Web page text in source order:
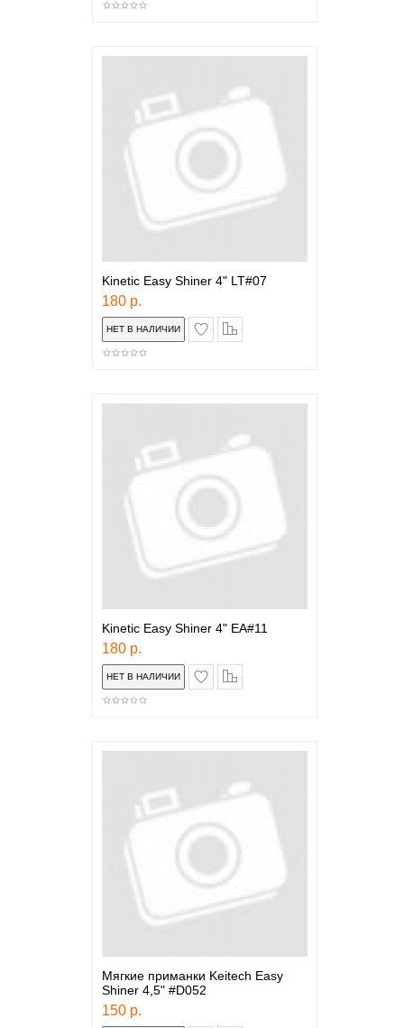
Kinetic Easy Shiner 4" LT#07
180 р.
в закладки
Kinetic Easy Shiner 4" EA#11
180 р.
в закладки
Мягкие приманки Keitech Easy
Shiner 4,5" #D052
150 р.